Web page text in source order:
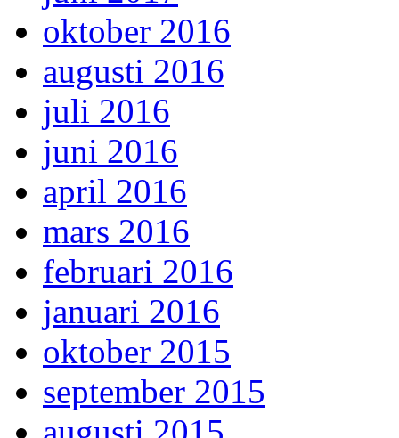
oktober 2016
augusti 2016
juli 2016
juni 2016
april 2016
mars 2016
februari 2016
januari 2016
oktober 2015
september 2015